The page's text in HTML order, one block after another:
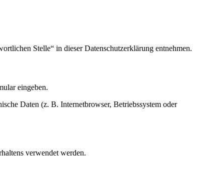
Stelle“ in dieser Datenschutzerklärung entnehmen.
eingeben.
Daten (z. B. Internetbrowser, Betriebssystem oder
verwendet werden.